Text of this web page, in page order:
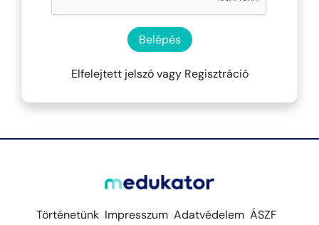
Belépés
Elfelejtett jelszóvagy Regisztráció
Történetünk Impresszum Adatvédelem ÁSZF